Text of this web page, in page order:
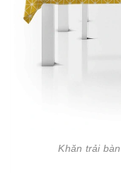
Khăn trải